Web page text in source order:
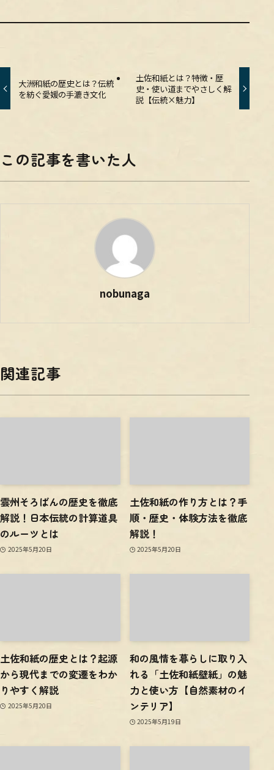
大洲和紙の歴史とは？伝統
を紡ぐ愛媛の手漉き文化
土佐和紙とは？特徴・歴
史・使い道までやさしく解
説【伝統×魅力】
この記事を書いた人
nobunaga
関連記事
雲州そろばんの歴史を徹底
解説！日本伝統の計算道具
のルーツとは
2025年5月20日
土佐和紙の作り方とは？手
順・歴史・体験方法を徹底
解説！
2025年5月20日
土佐和紙の歴史とは？起源
から現代までの変遷をわか
りやすく解説
2025年5月20日
和の風情を暮らしに取り入
れる「土佐和紙壁紙」の魅
力と使い方【自然素材のイ
ンテリア】
2025年5月19日